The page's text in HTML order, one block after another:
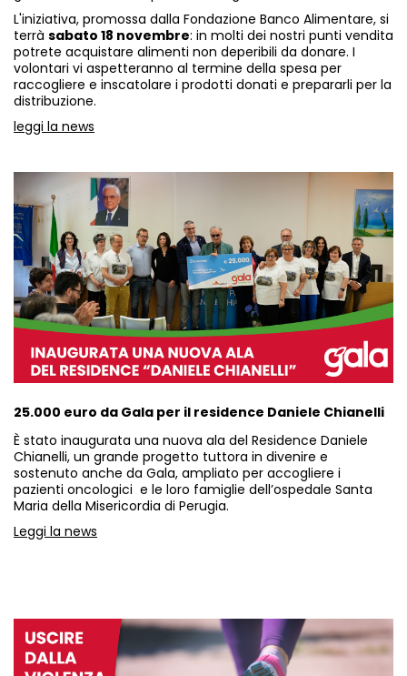
L'iniziativa, promossa dalla Fondazione Banco Alimentare, si
terrà sabato 18 novembre: in molti dei nostri punti vendita
potrete acquistare alimenti non deperibili da donare. I
volontari vi aspetteranno al termine della spesa per
raccogliere e inscatolare i prodotti donati e prepararli per la
distribuzione.
leggi la news
25.000 euro da Gala per il residence Daniele Chianelli
È stato inaugurata una nuova ala del Residence Daniele
Chianelli, un grande progetto tuttora in divenire e
sostenuto anche da Gala, ampliato per accogliere i
pazienti oncologici e le loro famiglie dell’ospedale Santa
Maria della Misericordia di Perugia.
Leggi la news